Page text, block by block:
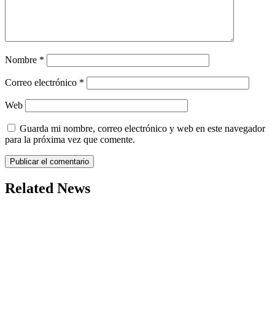
Nombre *
Correo electrónico *
Web
Guarda mi nombre, correo electrónico y web en este navegador
para la próxima vez que comente.
Related News